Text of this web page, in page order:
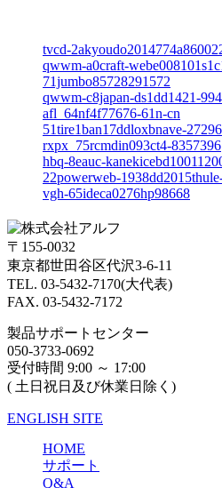
tvcd-
qwwm-a0craft-
71jumbo85728291572
qwwm-c8japan-ds1dd1421-
afl_64nf4f77676-61n-cn
51tire1ban17ddloxbnave-27296
rxpx_75rcmdin093ct4-8357396
hbq-8eauc-
22powerweb-
vgh-65ideca0276hp98668
〒155-0032
東京都世田谷区代沢3-6-11
TEL. 03-5432-7170(大代表)
FAX. 03-5432-7172
製品サポートセンター
050-3733-0692
受付時間 9:00 ～ 17:00
( 土日祝日及び休業日除く)
ENGLISH SITE
HOME
サポート
Q&A